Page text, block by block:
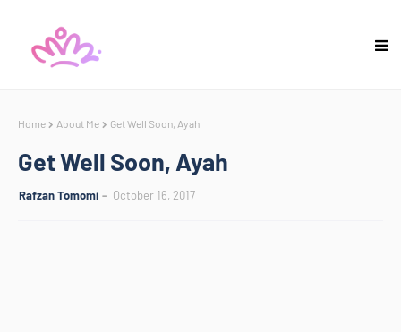
Home About Me Get Well Soon, Ayah
Get Well Soon, Ayah
Rafzan Tomomi October 16, 2017